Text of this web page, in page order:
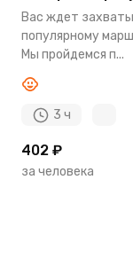
Вас ждет
популярному
Мы пройдемся п...
3 ч
402 ₽
за человека